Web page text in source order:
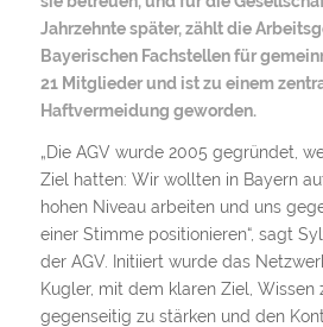
Jahrzehnte später, zählt die
Bayerischen Fachstellen für
21 Mitglieder und ist zu einem
Haftvermeidung geworden.
„Die AGV wurde 2005 gegründet,
Ziel hatten: Wir wollten in Bayern
hohen Niveau arbeiten und uns
einer Stimme positionieren“, sagt
der AGV. Initiiert wurde das
Kugler, mit dem klaren Ziel, Wissen
gegenseitig zu stärken und den